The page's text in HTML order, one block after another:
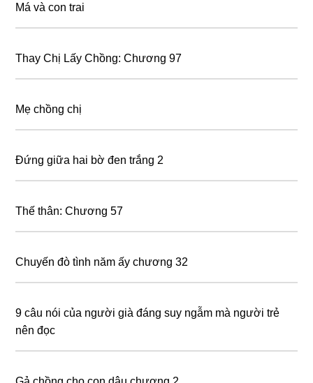
Má và con trai
Thay Chị Lấy Chồng: Chương 97
Mẹ chồng chị
Đứng giữa hai bờ đen trắng 2
Thế thân: Chương 57
Chuyến đò tình năm ấy chương 32
9 câu nói của người già đáng suy ngẫm mà người trẻ
nên đọc